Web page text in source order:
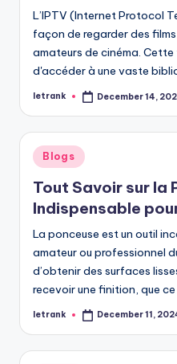
L’IPTV (Internet Protocol
façon de regarder des
amateurs de cinéma.
d'accéder à une vaste
Posted
letrank December 14,
Posted
in
Blogs
Tout Savoir sur la
Indispensable
La ponceuse est un outil
amateur ou professionnel
d’obtenir des surfaces
recevoir une finition, que
Posted
letrank December 11,